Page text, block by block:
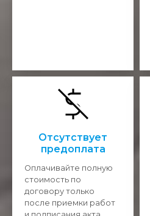
Отсутствует
предоплата
Оплачивайте полную
стоимость по
договору только
после приемки работ